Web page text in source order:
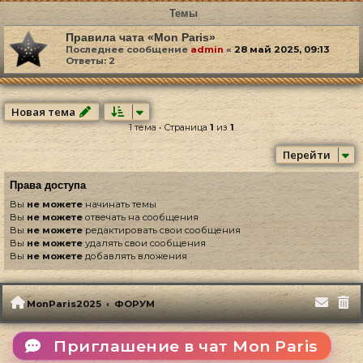
Темы
Правила чата «Mon Paris»
Последнее сообщениеadmin «28 май 2025, 09:13
Ответы:2
Новая тема
1 тема • Страница 1из 1
Перейти
Права доступа
Вы не можетеначинать темы
Вы не можете отвечать на сообщения
Вы не можете редактировать свои сообщения
Выне можетеудалять свои сообщения
Вы не можете добавлять вложения
MonParis2025 ФОРУМ
Приглашение в чат Mon Paris